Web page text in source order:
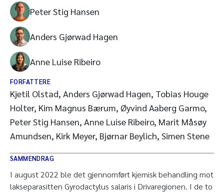
Peter Stig Hansen
Anders Gjørwad Hagen
Anne Luise Ribeiro
FORFATTERE
Kjetil Olstad, Anders Gjørwad Hagen, Tobias Houge
Holter, Kim Magnus Bærum, Øyvind Aaberg Garmo,
Peter Stig Hansen, Anne Luise Ribeiro, Marit Måsøy
Amundsen, Kirk Meyer, Bjørnar Beylich, Simen Stene
SAMMENDRAG
I august 2022 ble det gjennomført kjemisk behandling mot
lakseparasitten Gyrodactylus salaris i Drivaregionen. I de to